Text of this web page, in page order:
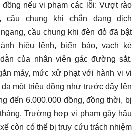
đồng nếu vi phạm các lỗi: Vượt rào
cầu chung khi chắn đang dịch
cầu chung khi đèn đỏ đã bật
hiệu lệnh, biển báo, vạch kẻ
của nhân viên gác đường sắt.
máy, mức xử phạt với hành vi vi
một triệu đồng như trước đây lên
đến 6.000.000 đồng, đồng thời, bị
Trường hợp vi phạm gây hậu
còn có thể bị truy cứu trách nhiệm